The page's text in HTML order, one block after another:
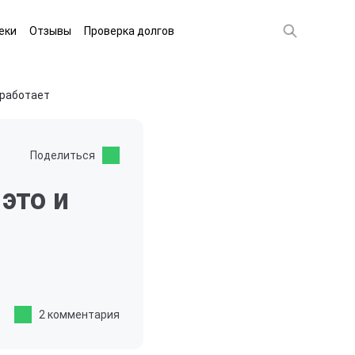
Отзывы Проверка долгов
Поделиться
и
2 комментария